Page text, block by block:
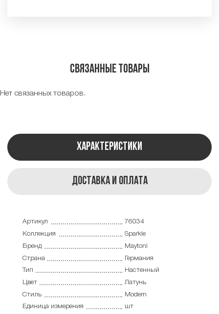
Связанные товары
Нет связанных товаров.
Характеристики
Доставка и оплата
Артикул
76034
Коллекция
Sparkle
Бренд
Maytoni
Страна
Германия
Тип
Настенный
Цвет
Латунь
Стиль
Modern
Единица измерения
шт